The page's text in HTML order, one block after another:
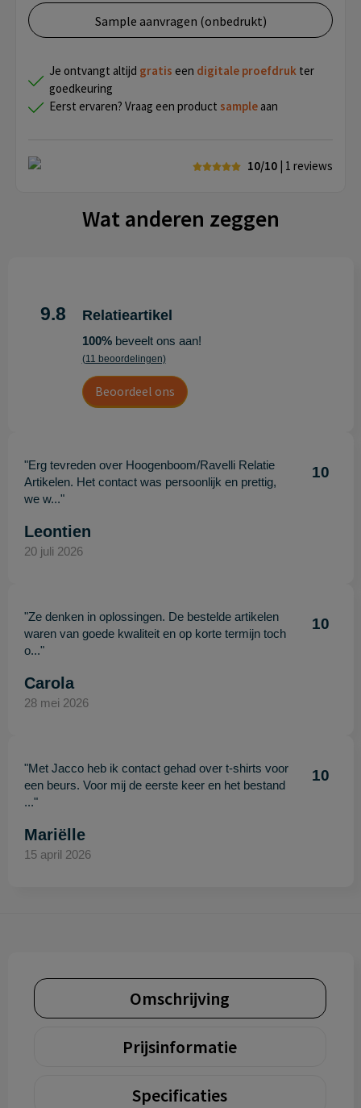
Sample aanvragen (onbedrukt)
Je ontvangt altijd gratis een digitale proefdruk ter
goedkeuring
Eerst ervaren? Vraag een product sample aan
10/10 | 1 reviews
Wat anderen zeggen
9.8 Relatieartikel
100%beveelt ons aan!
(11 beoordelingen)
Beoordeel ons
"Erg tevreden over Hoogenboom/Ravelli Relatie
Artikelen. Het contact was persoonlijk en prettig,
we w..."
10
Leontien
20 juli 2026
"Ze denken in oplossingen. De bestelde artikelen
waren van goede kwaliteit en op korte termijn toch
o..."
10
Carola
28 mei 2026
"Met Jacco heb ik contact gehad over t-shirts voor
een beurs. Voor mij de eerste keer en het bestand
..."
10
Mariëlle
15 april 2026
Omschrijving
Prijsinformatie
Specificaties